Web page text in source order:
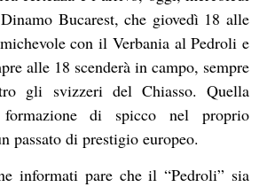
Bucarest, che giovedì 18 alle
con il Verbania al Pedroli e
alle 18 scenderà in campo, sempre
gli svizzeri del Chiasso. Quella
di spicco nel proprio
passato di prestigio europeo.
informati pare che il “Pedroli” sia